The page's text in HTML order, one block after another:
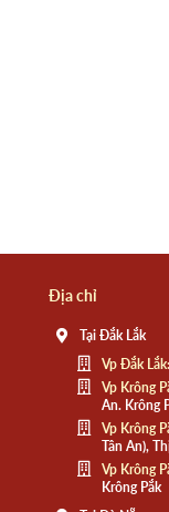
Địa chỉ
Tại Đắk Lắk
Vp Đắk Lắk:
Vp Krông
An. Krông
Vp Krông
Tân An),
Vp Krông
Krông Pắk